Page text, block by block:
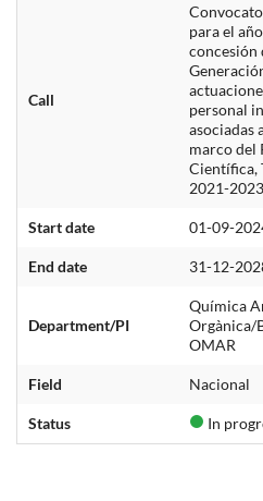
Call
para el
concesión
personal
asociadas
marco del
Científica,
2021-
Start date 01-09-
End date 31-12-
Department/PI
Química
Orgànica/
OMAR
Field Nacional
Status In